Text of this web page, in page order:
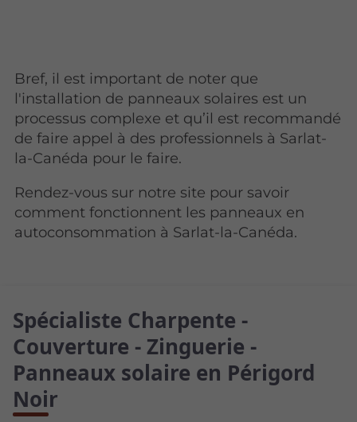
Bref, il est important de noter que
l'installation de panneaux solaires est un
processus complexe et qu’il est recommandé
de faire appel à des professionnels à Sarlat-
la-Canéda pour le faire.
Rendez-vous sur notre site pour savoir
comment fonctionnent les panneaux en
autoconsommation à Sarlat-la-Canéda.
Spécialiste Charpente -
Couverture - Zinguerie -
Panneaux solaire en Périgord
Noir